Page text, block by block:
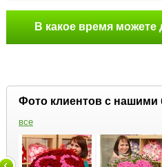
В какое время можете
Фото клиентов с нашими
все